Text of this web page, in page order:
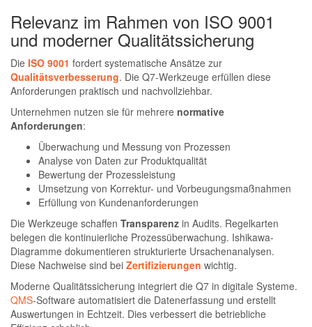
Relevanz im Rahmen von ISO 9001
und moderner Qualitätssicherung
Die ISO 9001 fordert systematische Ansätze zur
Qualitätsverbesserung. Die Q7-Werkzeuge erfüllen diese
Anforderungen praktisch und nachvollziehbar.
Unternehmen nutzen sie für mehrere normative
Anforderungen:
Überwachung und Messung von Prozessen
Analyse von Daten zur Produktqualität
Bewertung der Prozessleistung
Umsetzung von Korrektur- und Vorbeugungsmaßnahmen
Erfüllung von Kundenanforderungen
Die Werkzeuge schaffen Transparenz in Audits. Regelkarten
belegen die kontinuierliche Prozessüberwachung. Ishikawa-
Diagramme dokumentieren strukturierte Ursachenanalysen.
Diese Nachweise sind bei Zertifizierungen wichtig.
Moderne Qualitätssicherung integriert die Q7 in digitale Systeme.
QMS-Software automatisiert die Datenerfassung und erstellt
Auswertungen in Echtzeit. Dies verbessert die betriebliche